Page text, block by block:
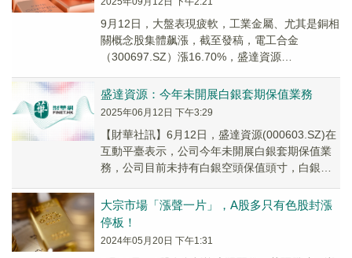
9月12日，大盤表現疲軟，工業金屬、尤其是銅相
關概念股集體飙漲，截至發稿，電工合金
（300697.SZ）漲16.70%，盛達資源
盛達資源：今年未開展白銀套期保值業務
2025年06月12日 下午3:29
【財華社訊】6月12日，盛達資源(000603.SZ)在
互動平臺表示，公司今年未開展白銀套期保值業
務，公司目前未持有白銀空頭保值頭寸，白銀價
大宗市場「漲聲一片」，A股多只有色股封漲
停板！
2024年05月20日 下午1:31